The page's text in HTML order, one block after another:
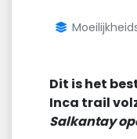
Dit is het
Inca trail
Salkantay